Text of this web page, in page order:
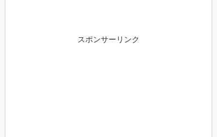
スポンサーリンク